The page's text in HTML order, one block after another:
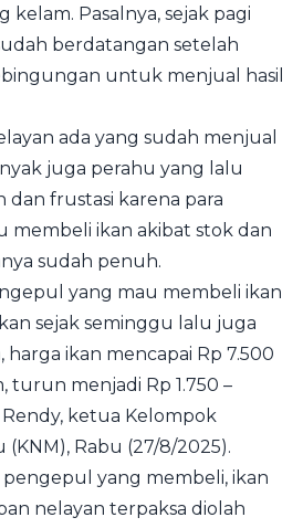
kelam. Pasalnya, sejak pagi
berdatangan setelah
untuk menjual hasil
ada yang sudah menjual
juga perahu yang lalu
dan frustasi karena para
membeli ikan akibat stok dan
sudah penuh.
yang mau membeli ikan
sejak seminggu lalu juga
ikan mencapai Rp 7.500
turun menjadi Rp 1.750 –
ketua Kelompok
(KNM), Rabu (27/8/2025).
yang membeli, ikan
nelayan terpaksa diolah